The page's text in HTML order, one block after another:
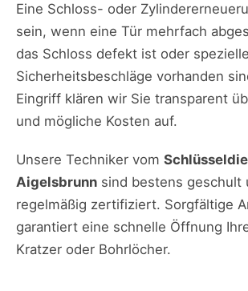
Eine Schloss- oder
sein, wenn eine Tür mehrfach
das Schloss defekt ist oder spezielle
Sicherheitsbeschläge vorhanden
Eingriff klären wir Sie transparent
und mögliche Kosten auf.
Unsere Techniker vom
Aigelsbrunn sind bestens geschult
regelmäßig zertifiziert. Sorgfältige
garantiert eine schnelle Öffnung
Kratzer oder Bohrlöcher.